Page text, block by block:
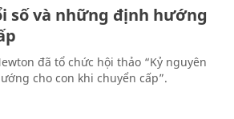
số và những định hướng
đã tổ chức hội thảo “Kỷ nguyên
cho con khi chuyển cấp”.